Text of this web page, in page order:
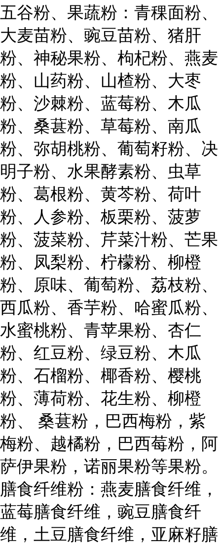
五谷粉、果蔬粉：青稞面粉、
大麦苗粉、豌豆苗粉、猪肝
粉、神秘果粉、枸杞粉、燕麦
粉、山药粉、山楂粉、大枣
粉、沙棘粉、蓝莓粉、木瓜
粉、桑葚粉、草莓粉、南瓜
粉、弥胡桃粉、葡萄籽粉、决
明子粉、水果酵素粉、虫草
粉、葛根粉、黄芩粉、荷叶
粉、人参粉、板栗粉、菠萝
粉、菠菜粉、芹菜汁粉、芒果
粉、凤梨粉、柠檬粉、柳橙
粉、原味、葡萄粉、荔枝粉、
西瓜粉、香芋粉、哈蜜瓜粉、
水蜜桃粉、青苹果粉、杏仁
粉、红豆粉、绿豆粉、木瓜
粉、石榴粉、椰香粉、樱桃
粉、薄荷粉、花生粉、柳橙
粉、 桑葚粉，巴西梅粉，紫
梅粉、越橘粉，巴西莓粉，阿
萨伊果粉，诺丽果粉等果粉。
膳食纤维粉：燕麦膳食纤维，
蓝莓膳食纤维，豌豆膳食纤
维，土豆膳食纤维，亚麻籽膳